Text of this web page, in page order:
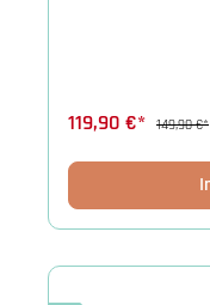
119,90 €* 149,90 €*